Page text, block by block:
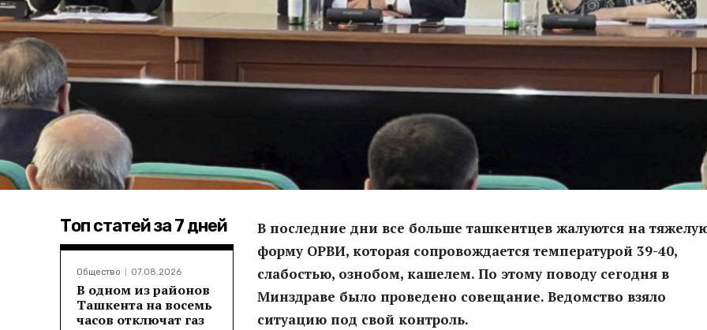
Топ статей за 7 дней
Общество 07.08.2026
В одном из районов
Ташкента на восемь
часов отключат газ
В последние дни все больше ташкентцев жалуются на
форму ОРВИ, которая сопровождается температурой 39-40,
слабостью, ознобом, кашелем. По этому поводу сегодня в
Минздраве было проведено совещание. Ведомство взяло
ситуацию под свой контроль.